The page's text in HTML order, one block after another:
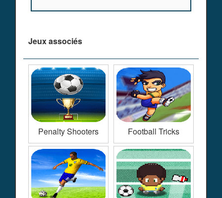
Jeux associés
Penalty Shooters Football Tricks